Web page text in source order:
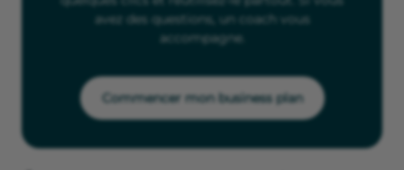
avez des questions, un coach vous
accompagne.
Commencer mon business plan